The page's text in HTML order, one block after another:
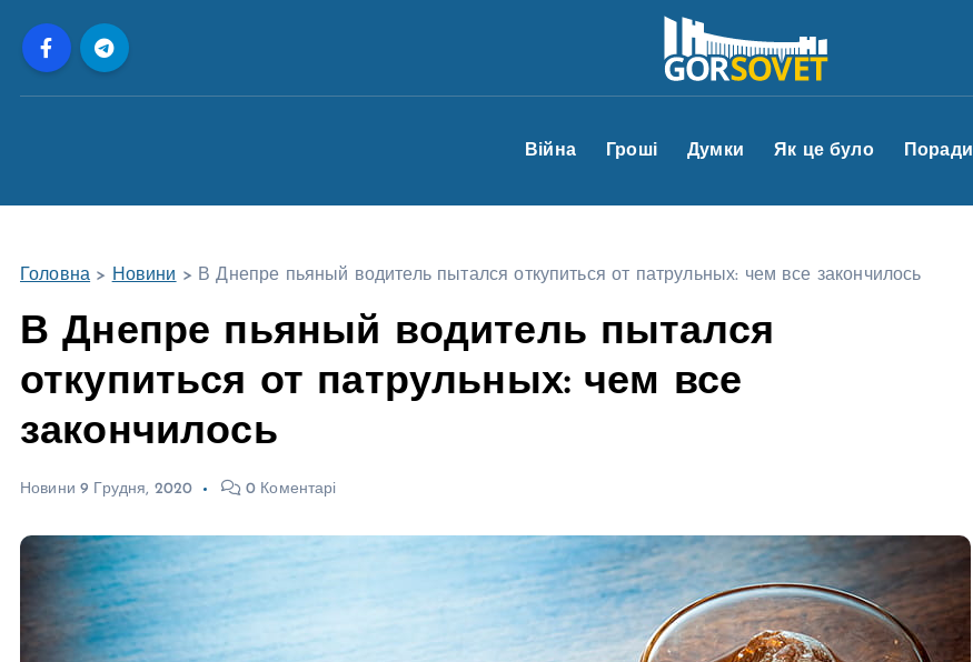
Війна Гроші Думки Як це було Поради
Головна > Новини > В Днепре пьяный водитель пытался откупиться от патрульных: чем все закончилось
В Днепре пьяный водитель пытался
откупиться от патрульных: чем все
закончилось
Новини 9 Грудня, 2020 0 Коментарі